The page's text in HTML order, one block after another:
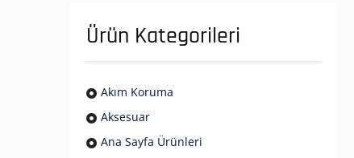
Ürün Kategorileri
Akım Koruma
Aksesuar
Ana Sayfa Ürünleri